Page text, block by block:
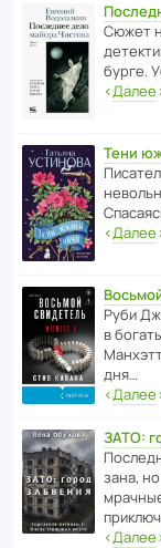
Сюжет
бурге.
‹Далее
Тени
‹Далее
Руби
в
дня…
‹Далее
ЗАТО:
зана,
‹Далее